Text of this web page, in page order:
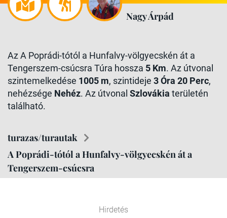
Nagy Árpád
Az A Poprádi-tótól a Hunfalvy-völgyecskén át a
Tengerszem-csúcsra Túra hossza 5 Km. Az útvonal
szintemelkedése 1005 m, szintideje 3 Óra 20 Perc,
nehézsége Nehéz. Az útvonal Szlovákia területén
található.
turazas/turautak
A Poprádi-tótól a Hunfalvy-völgyecskén át a
Tengerszem-csúcsra
Hirdetés